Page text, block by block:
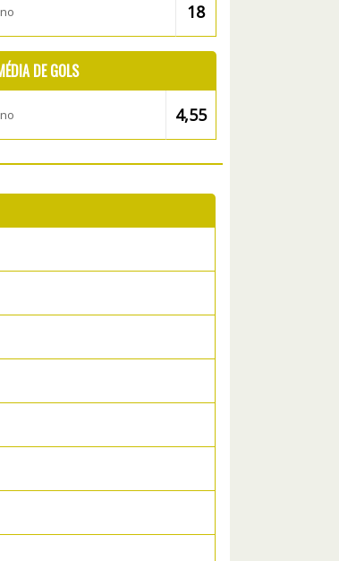
18
DE GOLS
4,55